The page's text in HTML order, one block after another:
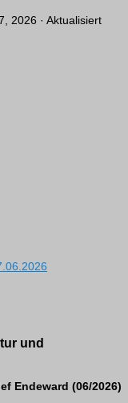
2026 · Aktualisiert
und
Endeward (06/2026)